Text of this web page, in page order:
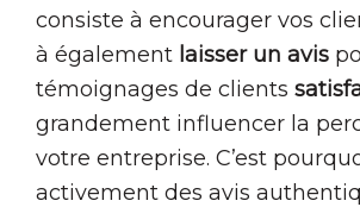
consiste à encourager vos
à également laisser un avis
témoignages de clients
grandement influencer la
votre entreprise. C’est
activement des avis